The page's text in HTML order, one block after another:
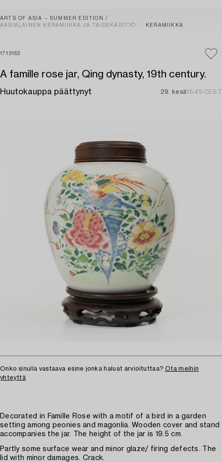
ARTS OF ASIA – SUMMER EDITION
AASIALAINEN KERAMIIKKA JA TAIDEKÄSITYÖ
KERAMIIKKA
1713162
A famille rose jar, Qing dynasty, 19th century.
Huutokauppa päättynyt 29. kesä15:45 CEST
Onko sinulla vastaava esine jonka haluat arvioituttaa? Ota meihin
yhteyttä
Decorated in Famille Rose with a motif of a bird in a garden
setting among peonies and magonlia. Wooden cover and stand
accompanies the jar. The height of the jar is 19.5 cm.
Partly some surface wear and minor glaze/ firing defects. The
lid with minor damages. Crack.